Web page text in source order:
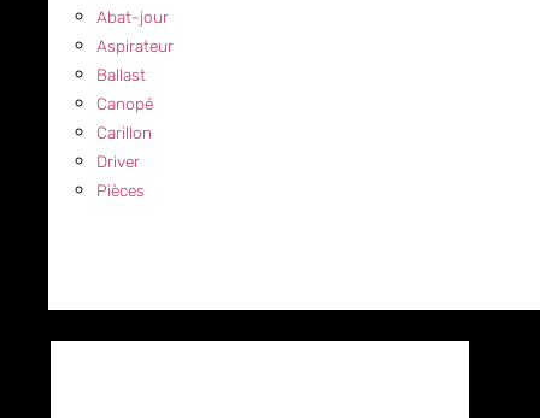
Abat-jour
Aspirateur
Ballast
Canopé
Carillon
Driver
Pièces